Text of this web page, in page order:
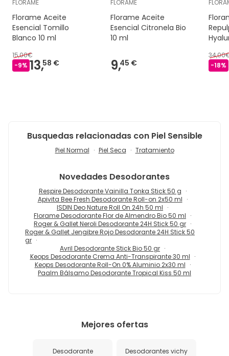
FLORAME
Florame Aceite
Esencial Tomillo
Blanco 10 ml
15,00€
-9% 13,58 €
FLORAME
Florame Aceite
Esencial Citronela Bio
10 ml
9,45 €
-18%
Busquedas relacionadas con Piel Sensible
Piel Normal Piel Seca Tratamiento
Novedades Desodorantes
Respire Desodorante Vainilla Tonka Stick 50 g
Apivita Bee Fresh Desodorante Roll-on 2x50 ml
ISDIN Deo Nature Roll On 24h 50 ml
Florame Desodorante Flor de Almendro Bio 50 ml
Roger & Gallet Neroli Desodorante 24H Stick 50 gr
Roger & Gallet Jengibre Rojo Desodorante 24H Stick 50
gr
Avril Desodorante Stick Bio 50 gr
Keops Desodorante Crema Anti-Transpirante 30 ml
Keops Desodorante Roll-On 0% Aluminio 2x30 ml
Paalm Bálsamo Desodorante Tropical Kiss 50 ml
Mejores ofertas
Desodorante Desodorantes vichy